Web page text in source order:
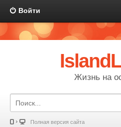
Войти
Жизнь на
Полная версия сайта